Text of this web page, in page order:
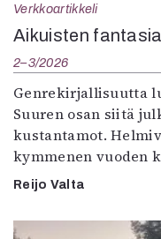
Verkkoartikkeli
Aikuisten
2–3/2026
Genrekirjallisuutta
Suuren osan siitä
kustantamot.
kymmenen vuoden
Reijo Valta